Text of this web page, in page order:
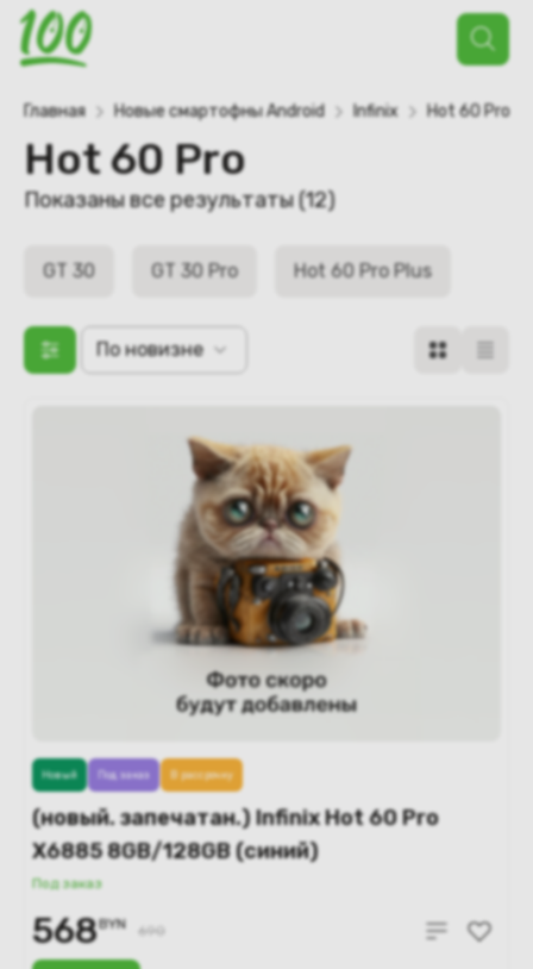
Поиск
товаров
Главная Новые смартофны Android Infinix Hot 60 Pro
Hot 60 Pro
Показаны все результаты (12)Сортировка:
недавние
GT 30 GT 30 Pro Hot 60 Pro Plus
По новизне
(новый. запечатан.) Infinix Hot 60 Pro
X6885 8GB/128GB (синий)
Под заказ
Новый Под заказ В рассрочку
568BYN 690